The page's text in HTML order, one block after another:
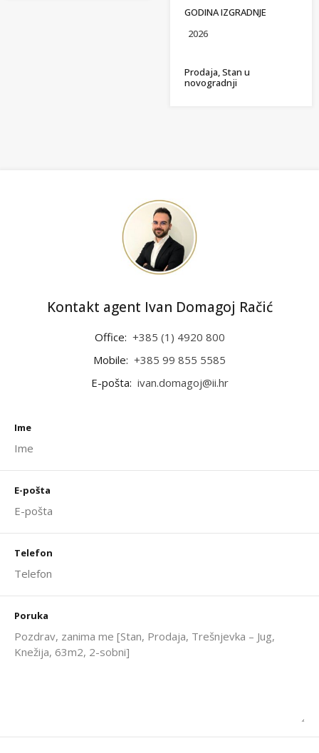
GODINA IZGRADNJE
2026
Prodaja, Stan u
novogradnji
Kontakt agent Ivan Domagoj Račić
Office: +385 (1) 4920 800
Mobile: +385 99 855 5585
E-pošta: ivan.domagoj@ii.hr
Ime
E-pošta
Telefon
Poruka